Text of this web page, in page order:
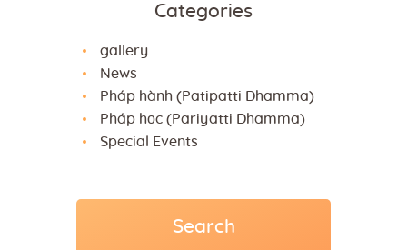
Categories
gallery
News
Pháp hành (Patipatti Dhamma)
Pháp học (Pariyatti Dhamma)
Special Events
Search